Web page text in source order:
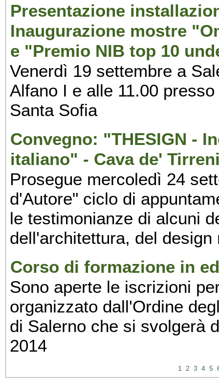
Presentazione
Inaugurazione mostre
e "Premio NIB top 10
Venerdì 19 settembre a
Alfano I e alle 11.00
Santa Sofia
Convegno: "THESIGN -
italiano" - Cava de'
Prosegue mercoledì 24
d'Autore" ciclo di
le testimonianze di alcuni
dell'architettura, del
Corso di formazione in
Sono aperte le iscrizioni
organizzato dall'Ordine
di Salerno che si svolgerà
2014
1 2 3 4 5